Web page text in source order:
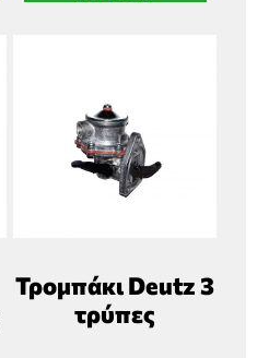
Τρομπάκι Deutz 3
τρύπες